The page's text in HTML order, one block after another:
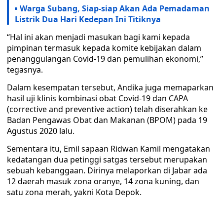
Warga Subang, Siap-siap Akan Ada Pemadaman
Listrik Dua Hari Kedepan Ini Titiknya
“Hal ini akan menjadi masukan bagi kami kepada
pimpinan termasuk kepada komite kebijakan dalam
penanggulangan Covid-19 dan pemulihan ekonomi,”
tegasnya.
Dalam kesempatan tersebut, Andika juga memaparkan
hasil uji klinis kombinasi obat Covid-19 dan CAPA
(corrective and preventive action) telah diserahkan ke
Badan Pengawas Obat dan Makanan (BPOM) pada 19
Agustus 2020 lalu.
Sementara itu, Emil sapaan Ridwan Kamil mengatakan
kedatangan dua petinggi satgas tersebut merupakan
sebuah kebanggaan. Dirinya melaporkan di Jabar ada
12 daerah masuk zona oranye, 14 zona kuning, dan
satu zona merah, yakni Kota Depok.